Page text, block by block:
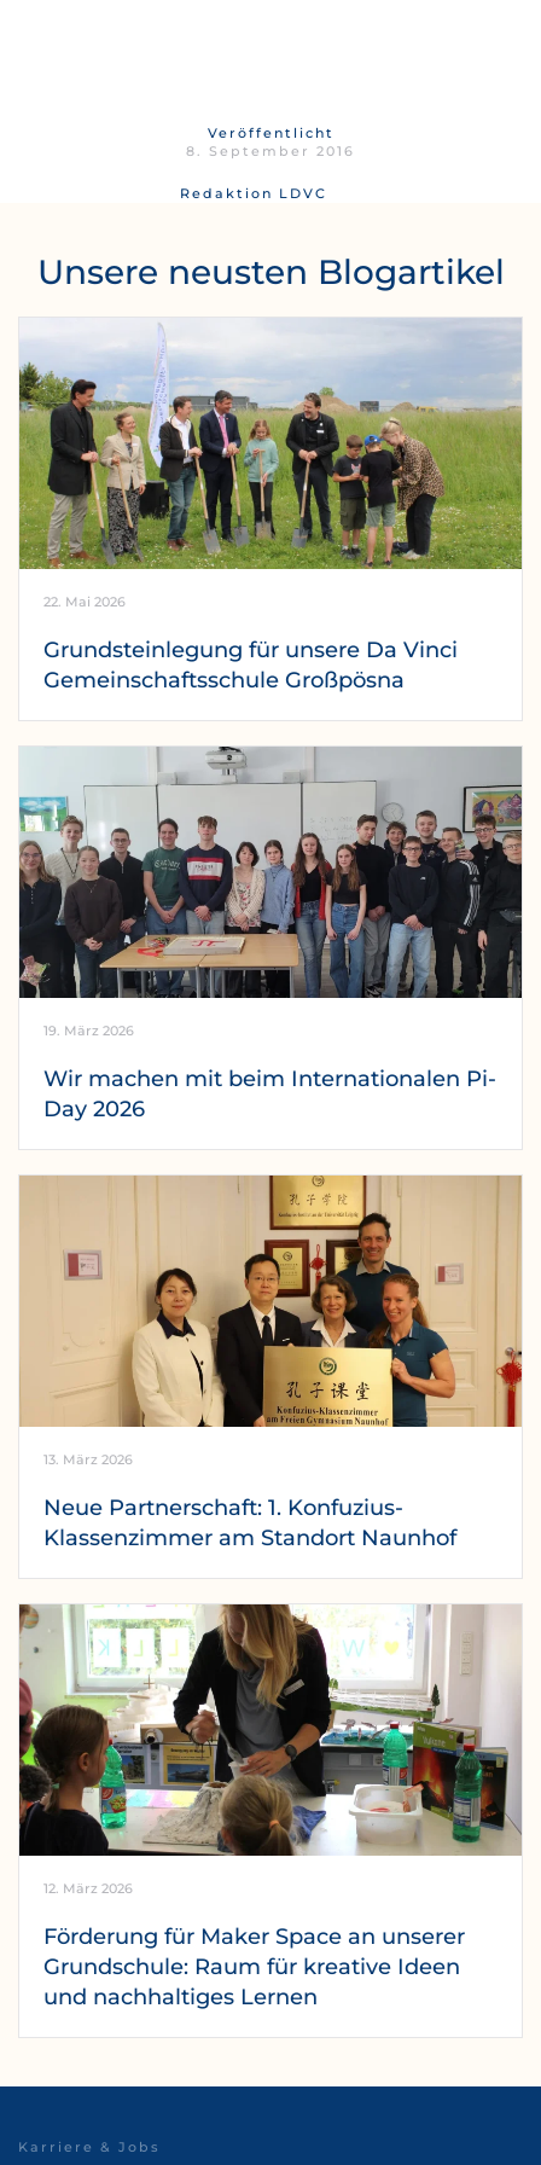
Veröffentlicht
8. September 2016
Redaktion LDVC
Unsere neusten Blogartikel
22. Mai 2026
Grundsteinlegung für unsere Da Vinci
Gemeinschaftsschule Großpösna
19. März 2026
Wir machen mit beim Internationalen Pi-
Day 2026
13. März 2026
Neue Partnerschaft: 1. Konfuzius-
Klassenzimmer am Standort Naunhof
12. März 2026
Förderung für Maker Space an unserer
Grundschule: Raum für kreative Ideen
und nachhaltiges Lernen
Karriere & Jobs